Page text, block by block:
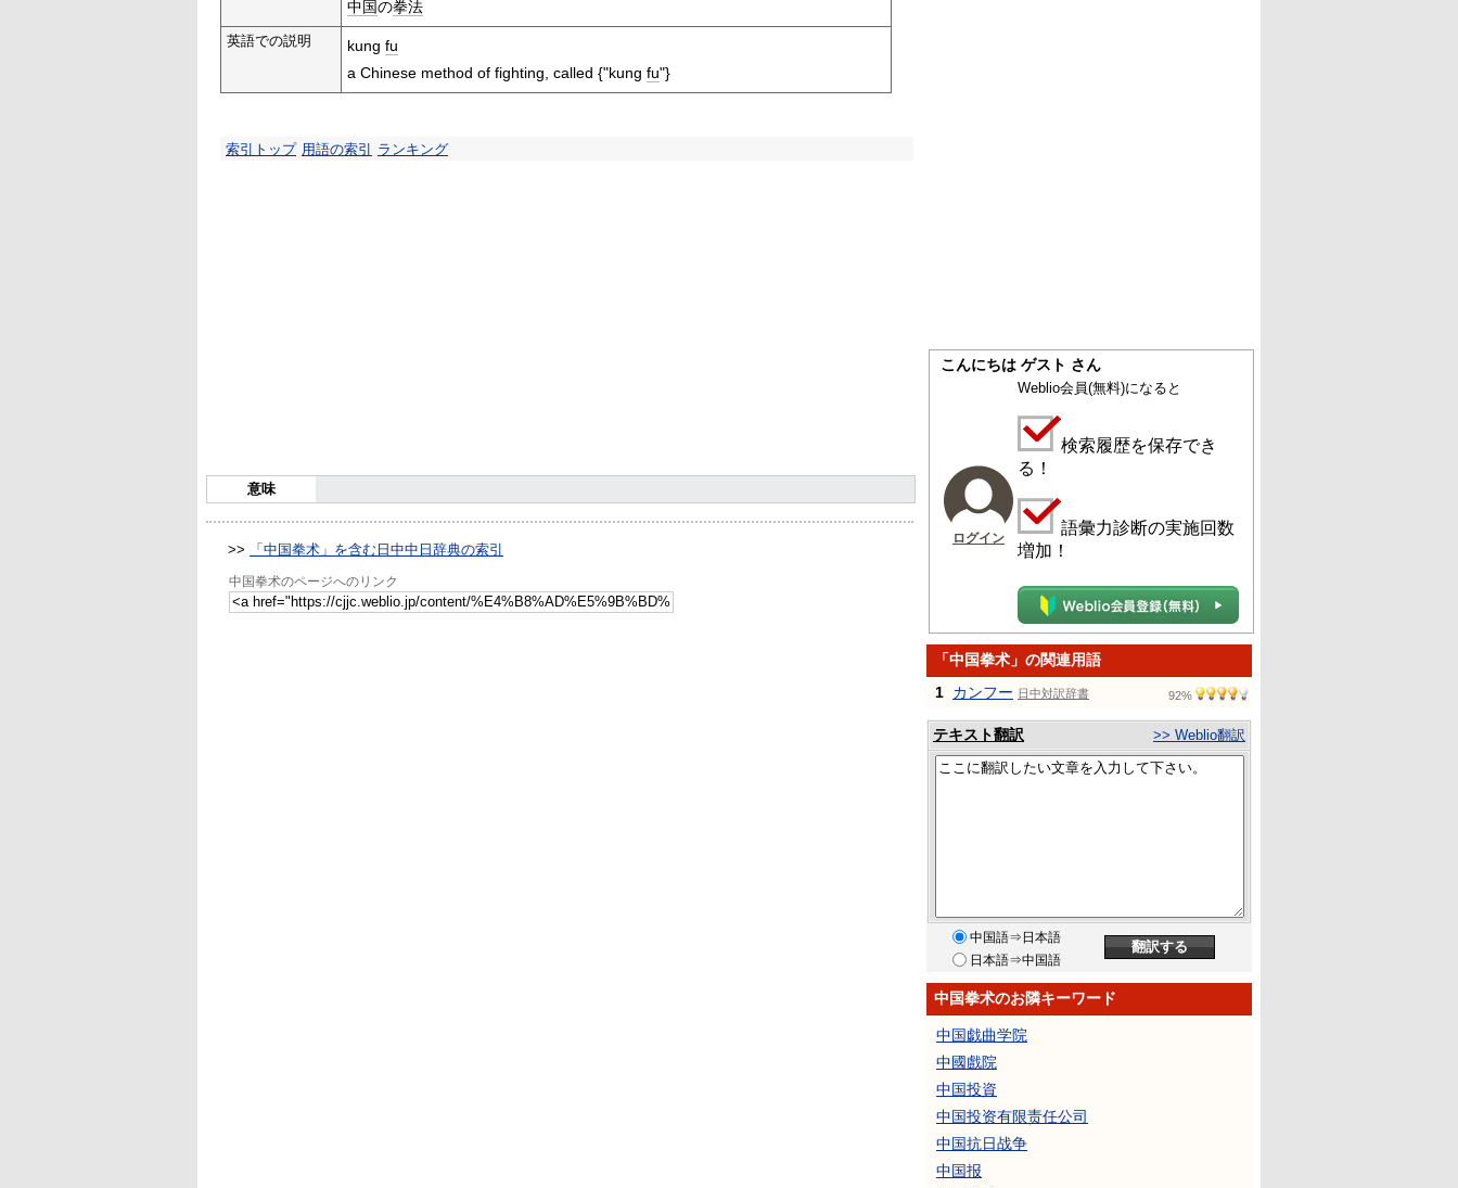
中国の拳法
英語での説明 kung fu
a Chinese method of fighting, called {"kung fu"}
索引トップ 用語の索引 ランキング
意味
>> 「中国拳术」を含む日中中日辞典の索引
中国拳术のページへのリンク
こんにちは ゲスト さん
ログイン
Weblio会員(無料)になると
検索履歴を保存でき
る！
語彙力診断の実施回数
増加！
「中国拳术」の関連用語
1 カンフー 日中対訳辞書 92%
テキスト翻訳 >> Weblio翻訳
中国語⇒日本語
日本語⇒中国語
中国拳术のお隣キーワード
中国戯曲学院
中國戲院
中国投資
中国投资有限责任公司
中国抗日战争
中国报